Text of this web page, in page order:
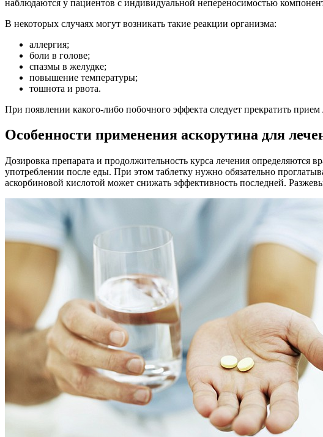
наблюдаются у пациентов с индивидуальной непереносимостью
В некоторых случаях могут возникать такие реакции организма:
аллергия;
боли в голове;
спазмы в желудке;
повышение температуры;
тошнота и рвота.
При появлении какого-либо побочного эффекта следует прекратить
Особенности применения аскорутина для
Дозировка препарата и продолжительность курса лечения определяются
употреблении после еды. При этом таблетку нужно обязательно
аскорбиновой кислотой может снижать эффективность последней.